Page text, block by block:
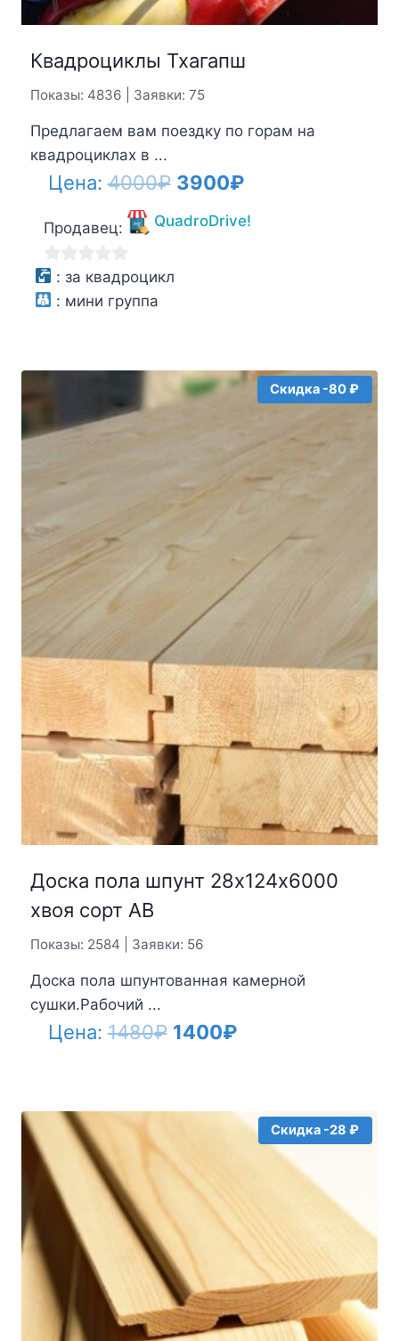
Квадроциклы Тхагапш
Показы: 4836 | Заявки: 75
Предлагаем вам поездку по горам на
квадроциклах в ...
Цена:4000₽ Первоначальная
цена
3900₽Текущая
цена:
Продавец: QuadroDrive!
0
из
: за квадроцикл
: мини группа
Скидка -80 ₽
Доска пола шпунт 28х124х6000
хвоя сорт АВ
Показы: 2584 | Заявки: 56
Доска пола шпунтованная камерной
сушки.Рабочий ...
Цена:1480₽ Первоначальная
1400₽Текущая
Скидка -28 ₽